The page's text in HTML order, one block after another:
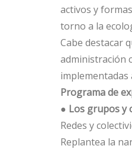
activos y
torno a la
Cabe destacar
administración
implementadas
Programa de
● Los grupos y
Redes y
Replantea la